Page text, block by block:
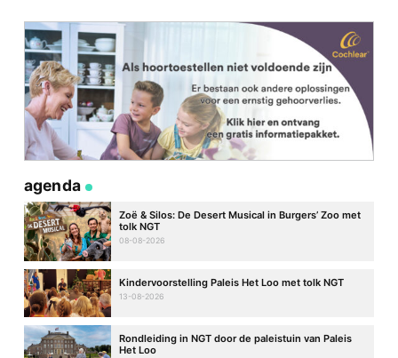
agenda
Zoë & Silos: De Desert Musical in Burgers’ Zoo met
tolk NGT
08-08-2026
Kindervoorstelling Paleis Het Loo met tolk NGT
13-08-2026
Rondleiding in NGT door de paleistuin van Paleis
Het Loo